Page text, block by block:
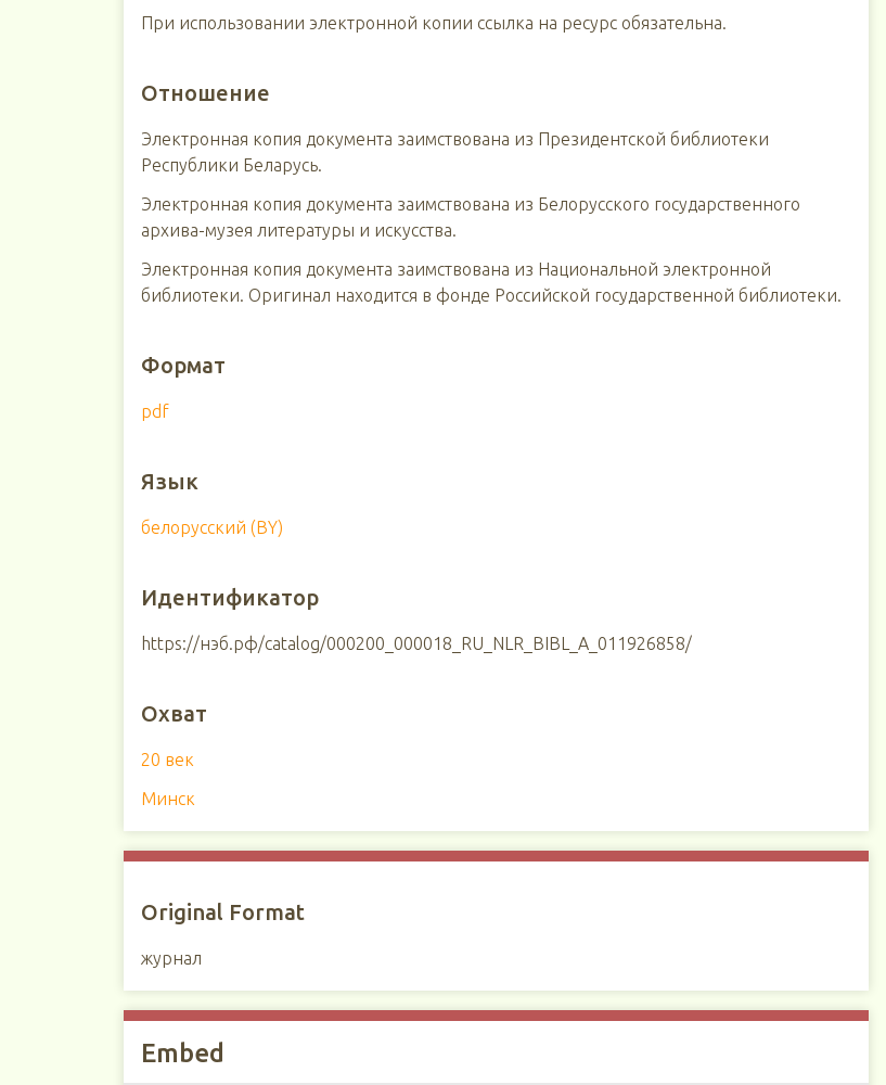
При использовании электронной копии ссылка на ресурс обязательна.
Отношение
Электронная копия документа заимствована из Президентской библиотеки
Республики Беларусь.
Электронная копия документа заимствована из Белорусского государственного
архива-музея литературы и искусства.
Электронная копия документа заимствована из Национальной электронной
библиотеки. Оригинал находится в фонде Российской государственной библиотеки.
Формат
pdf
Язык
белорусский (BY)
Идентификатор
https://нэб.рф/catalog/000200_000018_RU_NLR_BIBL_A_011926858/
Охват
20 век
Минск
Original Format
журнал
Embed